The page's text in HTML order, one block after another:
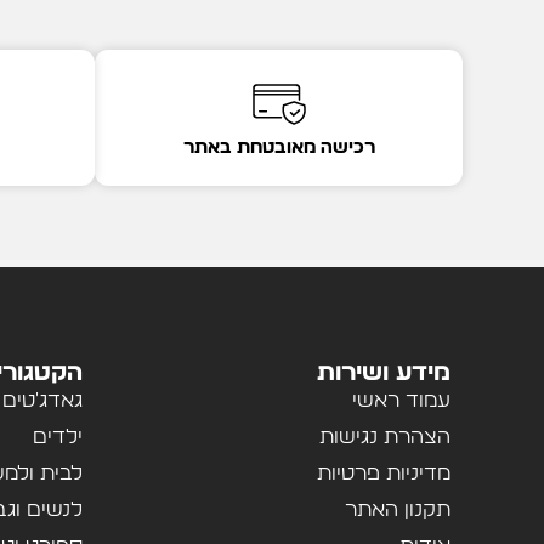
רכישה מאובטחת באתר
מידע ושירות
עמוד ראשי
הצהרת נגישות
מדיניות פרטיות
תקנון האתר
גאדג'טים
ילדים
לבית
לנשים